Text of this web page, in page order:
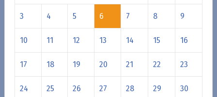
3 4 5 6 7 8 9
10 11 12 13 14 15 16
17 18 19 20 21 22 23
24 25 26 27 28 29 30